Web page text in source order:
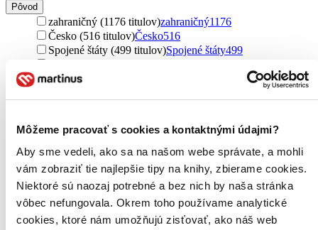
Môžeme pracovať s cookies a kontaktnými údajmi?
Aby sme vedeli, ako sa na našom webe správate, a mohli
vám zobraziť tie najlepšie tipy na knihy, zbierame cookies.
Niektoré sú naozaj potrebné a bez nich by naša stránka
vôbec nefungovala. Okrem toho používame analytické
cookies, ktoré nám umožňujú zisťovať, ako náš web
Pôvod
zahraničný (1176 titulov)zahraničný1176
Česko (516 titulov)Česko516
Spojené štáty (499 titulov)Spojené štáty499
Nemecko (149 titulov)
Ukrajina (25 titulov)Ukrajina25
Slovensko (24 titulov) Slovensko24
Belgicko (18 titulov)
Belgicko
18
severský (16 titulov)
severský
Írsko (14 titulov)Írsko14
Francúzsko (14 titulov) Francúzsko14
Južná Kórea (12 titulov)Južná Kórea 12